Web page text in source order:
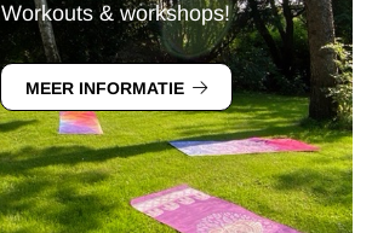
Workouts & workshops!
MEER INFORMATIE